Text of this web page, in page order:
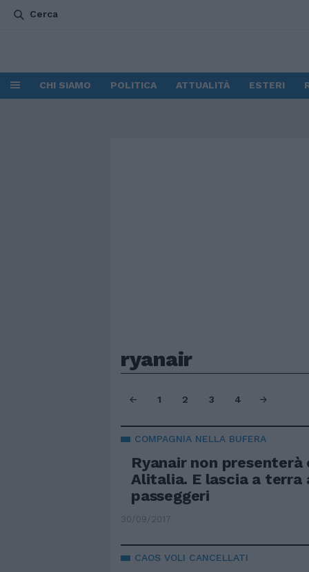
Cerca
CHI SIAMO POLITICA ATTUALITÀ ESTERI
ryanair
1 2 3 4
COMPAGNIA NELLA BUFERA
Ryanair non
Alitalia. E lascia a
passeggeri
30/09/2017
CAOS VOLI CANCELLATI